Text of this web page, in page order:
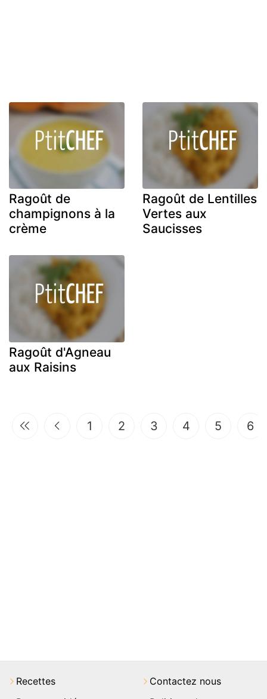
Ragoût de
champignons à la
crème
Ragoût de Lentilles
Vertes aux
Saucisses
Ragoût d'Agneau
aux Raisins
1 2 3 4 5 6
Recettes
Contactez nous